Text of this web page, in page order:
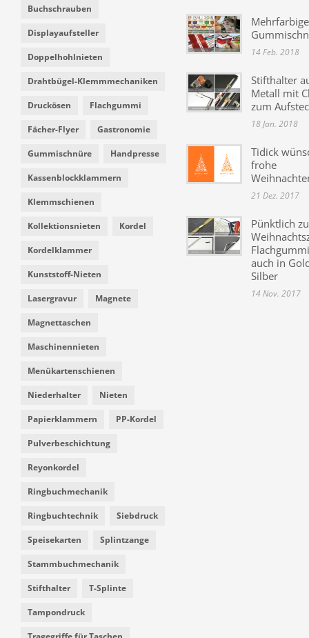
Buchschrauben
Displayaufsteller
Doppelhohlnieten
Drahtbügel-Klemmmechaniken
Druckösen Flachgummi
Fächer-Flyer Gastronomie
Gummischnüre Handpresse
Kassenblockklammern
Klemmschienen
Kollektionsnieten Kordel
Kordelklammer
Kunststoff-Nieten
Lasergravur Magnete
Magnettaschen
Maschinennieten
Menükartenschienen
Niederhalter Nieten
Papierklammern PP-Kordel
Pulverbeschichtung
Reyonkordel
Ringbuchmechanik
Ringbuchtechnik Siebdruck
Speisekarten Splintzange
Stammbuchmechanik
Stifthalter T-Splinte
Tampondruck
Mehrfarbige
14 Feb. 2018
Stifthalter
Metall mit
zum
18 Jan. 2018
Tidick
frohe
21 Dez. 2017
Pünktlich
auch in
Silber
14 Nov. 2017